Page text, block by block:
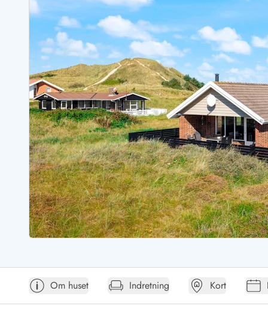
Sommerhuse med spa
Sommerhuse med fredagsskift
Sommerhuse med lørdagsskift
Sommerhuse i BjerregårdSommerhuse i BlåvandSommerhuse i
Sommerhuse i Årgab
Sommerhuse i Arrild
Sommerhuse i Bjerregård
Sommerhuse i Blåvand
Sommerhuse i Bork Havn
Sommerhuse i Fjand
Sommerhuse på Fanø
Sommerhuse i Grærup Strand
Sommerhuse i Haurvig
Esmark RejsecurityEsmark KidsVIPEsmark VIP partnerfordele
Sommerhus ABC
Om huset Indretning Kort